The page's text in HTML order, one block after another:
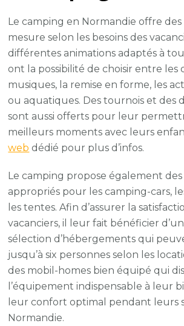
Le camping en Normandie offre des
mesure selon les besoins des
différentes animations adaptés à
ont la possibilité de choisir entre les
musiques, la remise en forme, les
ou aquatiques. Des tournois et des
sont aussi offerts pour leur
meilleurs moments avec leurs
web dédié pour plus d’infos.
Le camping propose également
appropriés pour les camping-cars,
les tentes. Afin d’assurer la
vacanciers, il leur fait bénéficier
sélection d’hébergements qui
jusqu’à six personnes selon les
des mobil-homes bien équipé qui
l’équipement indispensable à leur
leur confort optimal pendant leurs
Normandie.